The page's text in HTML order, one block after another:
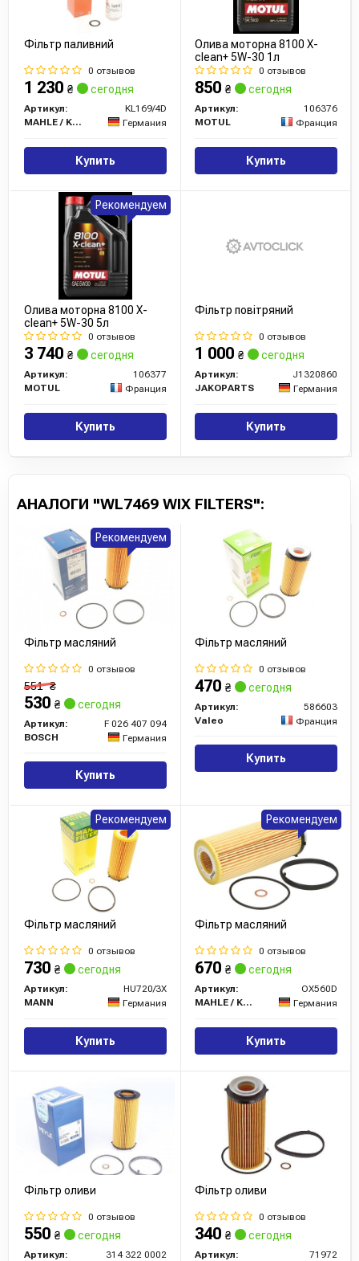
Фільтр паливний
0 отзывов
1 230 ₴ сегодня
Артикул:
KL169/4D
MAHLE / KNECHT
Германия
Купить
Олива моторна 8100 X-
clean+ 5W-30 1л
0 отзывов
850 ₴ сегодня
Артикул:
106376
MOTUL
Франция
Купить
Олива моторна 8100 X-
clean+ 5W-30 5л
0 отзывов
3 740 ₴ сегодня
Артикул:
106377
MOTUL
Франция
Купить
Рекомендуем
Фільтр повітряний
0 отзывов
1 000 ₴ сегодня
Артикул:
J1320860
JAKOPARTS
Германия
Купить
АНАЛОГИ "WL7469 WIX FILTERS":
Фільтр масляний
0 отзывов
551₴
530 ₴ сегодня
Артикул:
F 026 407 094
BOSCH
Германия
Купить
Рекомендуем
Фільтр масляний
0 отзывов
470 ₴ сегодня
Артикул:
586603
Valeo
Франция
Купить
Фільтр масляний
0 отзывов
730 ₴ сегодня
Артикул:
HU720/3X
MANN
Германия
Купить
Рекомендуем
Фільтр масляний
0 отзывов
670 ₴ сегодня
Артикул:
OX560D
MAHLE / KNECHT
Германия
Купить
Рекомендуем
Фільтр оливи
0 отзывов
550 ₴ сегодня
Артикул:
314 322 0002
Фільтр оливи
0 отзывов
340 ₴ сегодня
Артикул:
71972